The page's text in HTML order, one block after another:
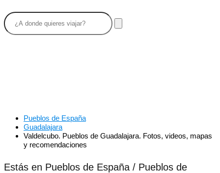
Pueblos de España
Guadalajara
Valdelcubo. Pueblos de Guadalajara. Fotos, videos, mapas
y recomendaciones
Estás en Pueblos de España / Pueblos de